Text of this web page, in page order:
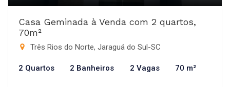
Casa Geminada à Venda com 2 quartos,
70m²
Três Rios do Norte, Jaraguá do Sul-SC
2 Quartos 2 Banheiros 2 Vagas 70 m²